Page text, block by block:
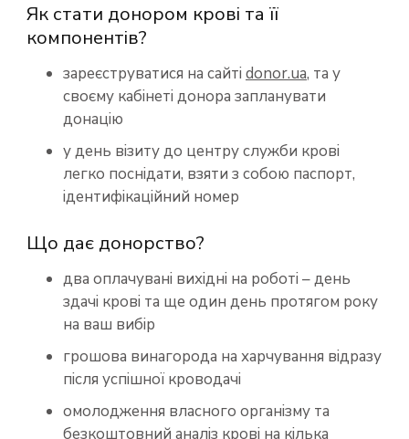
Як стати донором крові та її
компонентів?
зареєструватися на сайті donor.ua, та у
своєму кабінеті донора запланувати
донацію
у день візиту до центру служби крові
легко поснідати, взяти з собою паспорт,
ідентифікаційний номер
Що дає донорство?
два оплачувані вихідні на роботі – день
здачі крові та ще один день протягом року
на ваш вибір
грошова винагорода на харчування відразу
після успішної кроводачі
омолодження власного організму та
безкоштовний аналіз крові на кілька